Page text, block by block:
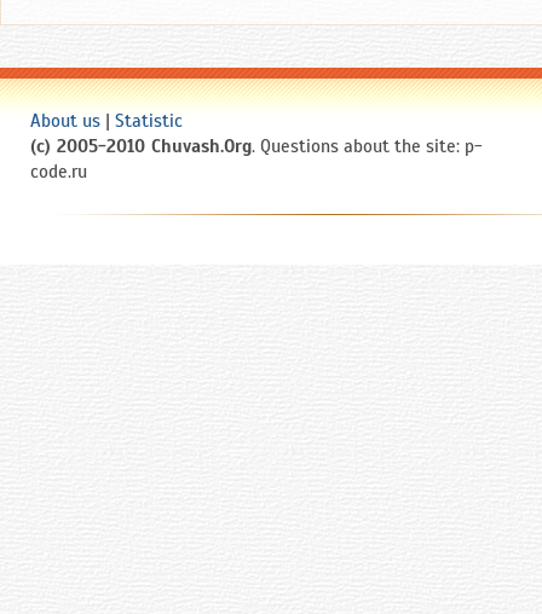
About us | Statistic
(c) 2005-2010 Chuvash.Org. Questions about the site: p-
code.ru